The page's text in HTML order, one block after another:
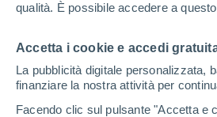
qualità. È possibile accedere a
Accetta i cookie e accedi
La pubblicità digitale personalizzata,
finanziare la nostra attività per
Facendo clic sul pulsante "Accetta e
Home Pesaro e Urbino
Il tempo in